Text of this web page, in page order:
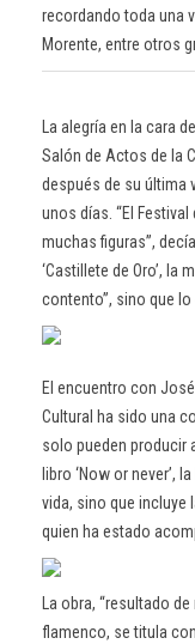
recordando toda una
Morente, entre otros
La alegría en la cara
Salón de Actos de la
después de su última
unos días. “El
muchas figuras”,
‘Castillete de Oro’, la
contento”, sino que
El encuentro con
Cultural ha sido una
solo pueden producir
libro ‘Now or never’,
vida, sino que incluye
quien ha estado
La obra, “resultado
flamenco, se titula